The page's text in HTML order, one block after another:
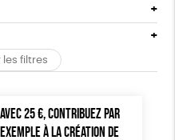
approuved vegan
les filtres
AVEC 25 €, CONTRIBUEZ PAR
EXEMPLE À LA CRÉATION DE